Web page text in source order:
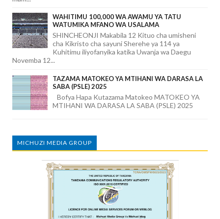
WAHITIMU 100,000 WA AWAMU YA TATU
WATUMIKA MFANO WA USALAMA
SHINCHEONJI Makabila 12 Kituo cha umisheni
cha Kikristo cha sayuni Sherehe ya 114 ya
Kuhitimu iliyofanyika katika Uwanja wa Daegu
Novemba 12...
TAZAMA MATOKEO YA MTIHANI WA DARASA LA
SABA (PSLE) 2025
Bofya Hapa Kutazama Matokeo MATOKEO YA
MTIHANI WA DARASA LA SABA (PSLE) 2025
MICHUZI MEDIA GROUP